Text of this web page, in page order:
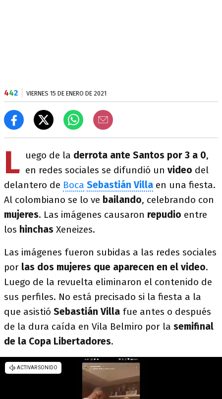
442 VIERNES 15 DE ENERO DE 2021
L uego de la derrota ante Santos por 3 a 0,
en redes sociales se difundió un video del
delantero de Boca Sebastián Villa en una fiesta.
Al colombiano se lo ve bailando, celebrando con
mujeres. Las imágenes causaron repudio entre
los hinchas Xeneizes.
Las imágenes fueron subidas a las redes sociales
por las dos mujeres que aparecen en el video.
Luego de la revuelta eliminaron el contenido de
sus perfiles. No está precisado si la fiesta a la
que asistió Sebastián Villa fue antes o después
de la dura caída en Vila Belmiro por la semifinal
de la Copa Libertadores.